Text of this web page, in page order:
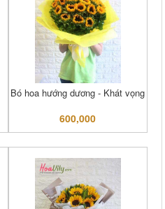
Bó hoa hướng dương - Khát vọng
600,000